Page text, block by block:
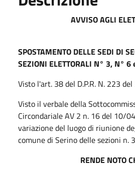
AVVISO AGLI
SPOSTAMENTO DELLE SEDI DI
SEZIONI ELETTORALI N° 3, N° 6
Visto l'art. 38 del D.P.R. N. 223
Visto il verbale della
Circondariale AV 2 n. 16 del 10/
variazione del luogo di riunione
comune di Serino delle sezioni n.
RENDE NOTO